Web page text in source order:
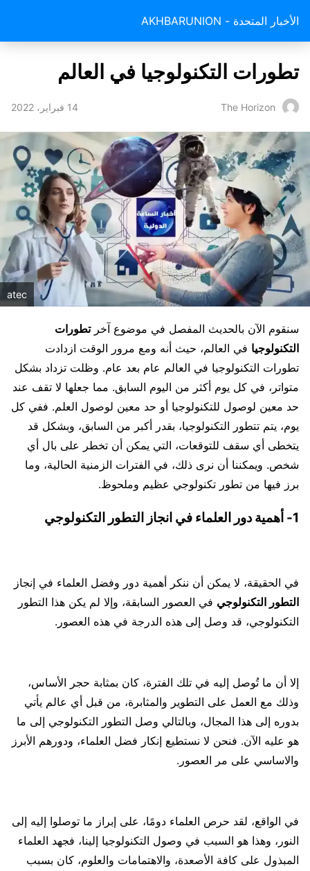
الأخبار المتحدة - AKHBARUNION
تطورات التكنولوجيا في العالم
The Horizon 14 فبراير، 2022
atec
سنقوم الآن بالحديث المفصل في موضوع آخرتطورات
التكنولوجيا في العالم، حيث أنه ومع مرور الوقت ازدادت
تطورات التكنولوجيا في العالم عام بعد عام. وظلت تزداد بشكل
متواتر، في كل يوم أكثر من اليوم السابق. مما جعلها لا تقف عند
حد معين لوصول للتكنولوجيا أو حد معين لوصول العلم. ففي كل
يوم، يتم تتطور التكنولوجيا، بقدر أكبر من السابق، وبشكل قد
يتخطى أي سقف للتوقعات، التي يمكن أن تخطر على بال أي
شخص. ويمكننا أن نرى ذلك، في الفترات الزمنية الحالية، وما
برز فيها من تطور تكنولوجي عظيم وملحوظ.
1- أهمية دور العلماء في انجاز التطور التكنولوجي
في الحقيقة، لا يمكن أن ننكر أهمية دور وفضل العلماء في إنجاز
التطور التكنولوجي في العصور السابقة، وإلا لم يكن هذا التطور
التكنولوجي، قد وصل إلى هذه الدرجة في هذه العصور.
إلا أن ما تُوصل إليه في تلك الفترة، كان بمثابة حجر الأساس،
وذلك مع العمل على التطوير والمثابرة، من قبل أي عالم يأتي
بدوره إلى هذا المجال، وبالتالي وصل التطور التكنولوجي إلى ما
هو عليه الآن. فنحن لا نستطيع إنكار فضل العلماء، ودورهم الأبرز
والاساسي على مر العصور.
في الواقع، لقد حرص العلماء دومًا، على إبراز ما توصلوا إليه إلى
النور، وهذا هو السبب في وصول التكنولوجيا إلينا، فجهد العلماء
المبذول على كافة الأصعدة، والاهتمامات والعلوم، كان بسبب